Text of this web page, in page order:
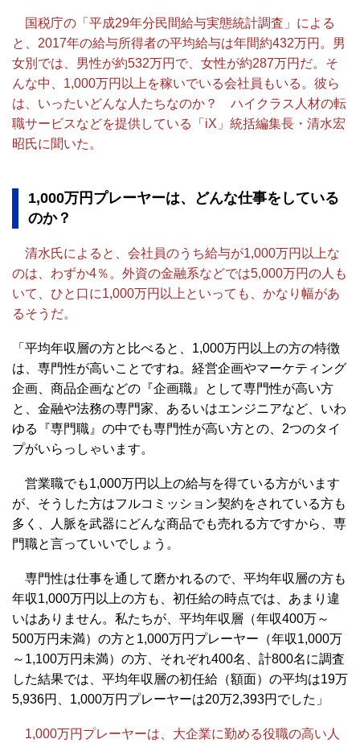
国税庁の「平成29年分民間給与実態統計調査」による
と、2017年の給与所得者の平均給与は年間約432万円。男
女別では、男性が約532万円で、女性が約287万円だ。そ
んな中、1,000万円以上を稼いでいる会社員もいる。彼ら
は、いったいどんな人たちなのか？ ハイクラス人材の転
職サービスなどを提供している「iX」統括編集長・清水宏
昭氏に聞いた。
1,000万円プレーヤーは、どんな仕事をしている
のか？
清水氏によると、会社員のうち給与が1,000万円以上な
のは、わずか4％。外資の金融系などでは5,000万円の人も
いて、ひと口に1,000万円以上といっても、かなり幅があ
るそうだ。
「平均年収層の方と比べると、1,000万円以上の方の特徴
は、専門性が高いことですね。経営企画やマーケティング
企画、商品企画などの『企画職』として専門性が高い方
と、金融や法務の専門家、あるいはエンジニアなど、いわ
ゆる『専門職』の中でも専門性が高い方との、2つのタイ
プがいらっしゃいます。
営業職でも1,000万円以上の給与を得ている方がいます
が、そうした方はフルコミッション契約をされている方も
多く、人脈を武器にどんな商品でも売れる方ですから、専
門職と言っていいでしょう。
専門性は仕事を通して磨かれるので、平均年収層の方も
年収1,000万円以上の方も、初任給の時点では、あまり違
いはありません。私たちが、平均年収層（年収400万～
500万円未満）の方と1,000万円プレーヤー（年収1,000万
～1,100万円未満）の方、それぞれ400名、計800名に調査
した結果では、平均年収層の初任給（額面）の平均は19万
5,936円、1,000万円プレーヤーは20万2,393円でした」
1,000万円プレーヤーは、大企業に勤める役職の高い人